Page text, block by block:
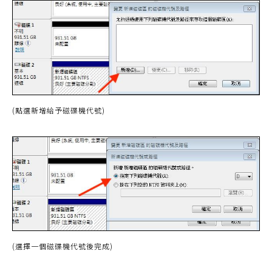
(點選新增給予磁碟機代號)
(選擇一個磁碟機代號後完成)